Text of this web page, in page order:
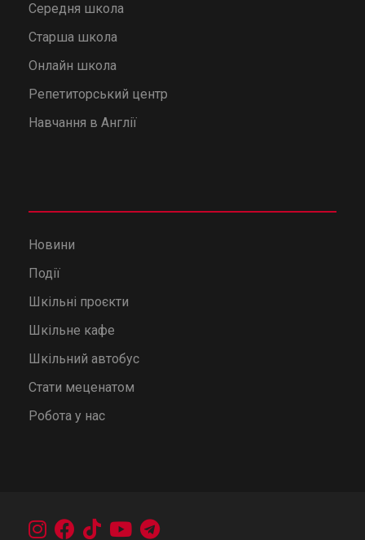
Середня школа
Старша школа
Онлайн школа
Репетиторський центр
Навчання в Англії
Новини
Події
Шкільні проєкти
Шкільне кафе
Шкільний автобус
Стати меценатом
Робота у нас